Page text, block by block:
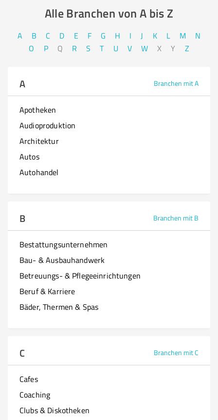
Alle Branchen von A bis Z​
A B C D E F G H I J K L M
N
O
P Q R S T U V W X Y Z
A Branchen mit A
Apotheken
Audioproduktion
Architektur
Autos
Autohandel
B Branchen mit B
Bestattungsunternehmen
Bau- & Ausbauhandwerk
Betreuungs- & Pflegeeinrichtungen
Beruf & Karriere
Bäder, Thermen & Spas
C Branchen mit C
Cafes
Coaching
Clubs & Diskotheken